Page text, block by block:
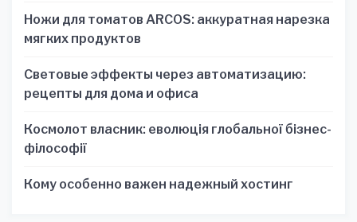
Ножи для томатов ARCOS: аккуратная нарезка
мягких продуктов
Световые эффекты через автоматизацию:
рецепты для дома и офиса
Космолот власник: еволюція глобальної бізнес-
філософії
Кому особенно важен надежный хостинг